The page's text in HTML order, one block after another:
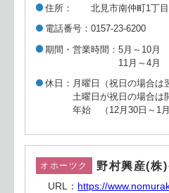
住所
北見市南仲町1丁
電話番号
0157-23-6200
期間・営業時間
5月～10月
11月～4月
休日
月曜日（祝日の場合は
土曜日が祝日の場合は
年始 （12月30日～1月
オホーツク 野村興産(株
URL： https://